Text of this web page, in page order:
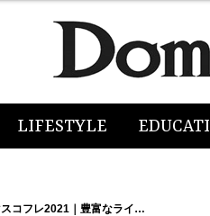
LIFESTYLE
スコフレ2021｜豊富なライ…